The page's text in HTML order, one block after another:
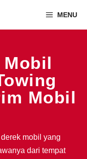
MENU
Mobil
Mobil
mobil yang
dari tempat